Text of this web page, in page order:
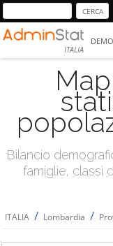
ITALIA
Bilancio
famiglie, classi
ITALIA / Lombardia /